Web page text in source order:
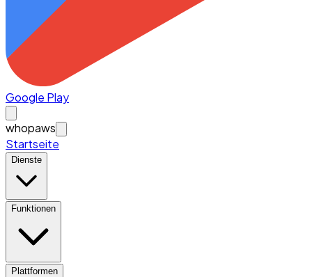
Google Play
whopaws
Startseite
Dienste
Funktionen
Plattformen